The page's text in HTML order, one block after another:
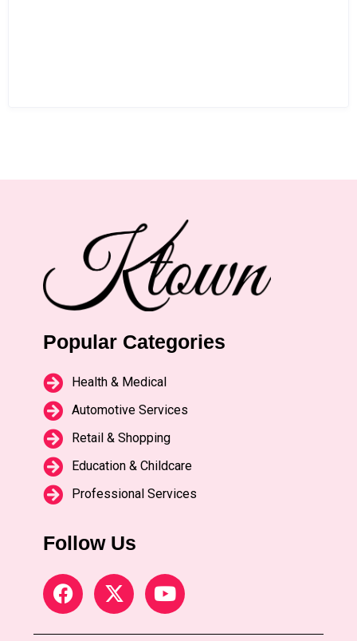
Popular Categories
Health & Medical
Automotive Services
Retail & Shopping
Education & Childcare
Professional Services
Follow Us